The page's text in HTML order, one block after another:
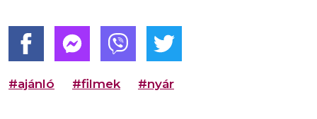
#ajánló #filmek #nyár